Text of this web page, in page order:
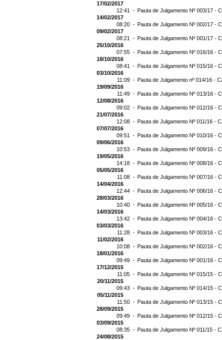
17/02/2017
12:41 - Pauta de Julgamento Nº 003/17 -
14/02/2017
08:20 - Pauta de Julgamento Nº 002/17 -
09/02/2017
08:21 - Pauta de Julgamento Nº 001/17 -
25/10/2016
07:55 - Pauta de Julgamento Nº 016/16 -
18/10/2016
08:41 - Pauta de Julgamento Nº 015/16 -
03/10/2016
11:09 - Pauta de Julgamento nº 014/16 -
19/09/2016
11:49 - Pauta de Julgamento Nº 013/16 -
12/08/2016
09:02 - Pauta de Julgamento Nº 012/16 -
21/07/2016
12:08 - Pauta de Julgamento Nº 011/16 -
07/07/2016
09:51 - Pauta de Julgamento Nº 010/16 -
09/06/2016
10:53 - Pauta de Julgamento Nº 009/16 -
19/05/2016
14:18 - Pauta de Julgamento Nº 008/16 -
05/05/2016
11:08 - Pauta de Julgamento Nº 007/16 -
14/04/2016
12:44 - Pauta de Julgamento Nº 006/16 -
28/03/2016
10:40 - Pauta de Julgamento Nº 005/16 -
14/03/2016
13:42 - Pauta de Julgamento Nº 004/16 -
03/03/2016
11:28 - Pauta de Julgamento Nº 003/16 -
11/02/2016
10:08 - Pauta de Julgamento Nº 002/16 -
18/01/2016
09:49 - Pauta de Julgamento Nº 001/16 -
17/12/2015
11:05 - Pauta de Julgamento Nº 015/15 -
20/11/2015
09:43 - Pauta de Julgamento Nº 014/15 -
05/11/2015
11:50 - Pauta de Julgamento Nº 013/15 -
28/09/2015
09:49 - Pauta de Julgamento Nº 012/15 -
03/09/2015
08:35 - Pauta de Julgamento Nº 011/15 -
24/08/2015